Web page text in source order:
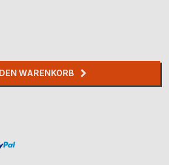
WARENKORB